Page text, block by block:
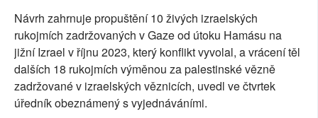
Návrh zahrnuje propuštění 10 živých izraelských
rukojmích zadržovaných v Gaze od útoku Hamásu na
jižní Izrael v říjnu 2023, který konflikt vyvolal, a vrácení těl
dalších 18 rukojmích výměnou za palestinské vězně
zadržované v izraelských věznicích, uvedl ve čtvrtek
úředník obeznámený s vyjednáváními.